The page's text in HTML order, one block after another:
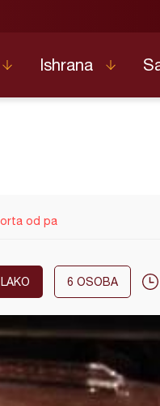
Ishrana
od pa
LAKO 6 OSOBA